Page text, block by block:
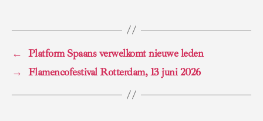
← Platform Spaans verwelkomt nieuwe leden
→ Flamencofestival Rotterdam, 13 juni 2026